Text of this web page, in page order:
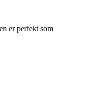
er perfekt som